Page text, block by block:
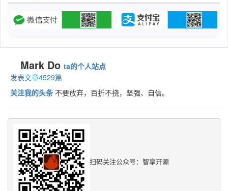
Mark Do ta的个人站点
发表文章4529篇
关注我的头条 不要放弃，百折不挠，坚强、自信。
扫码关注公众号：智享开源